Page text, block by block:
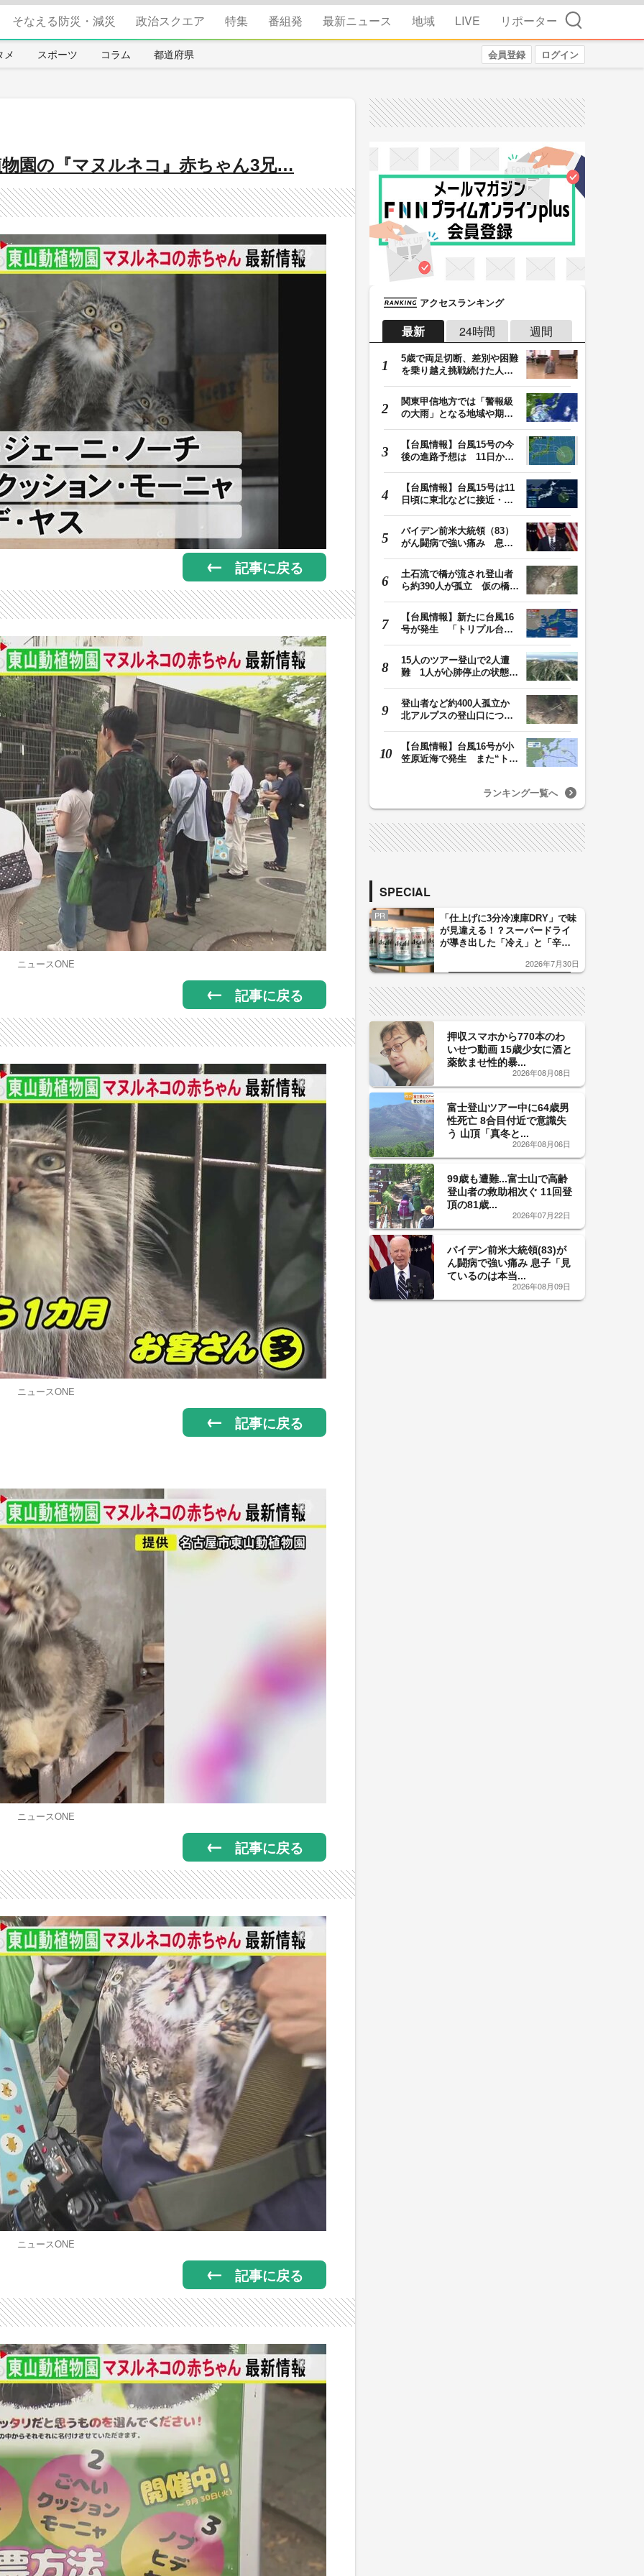
そなえる防災・減災 政治スクエア 特集 番組発 最新ニュース 地域 LIVE リポーター 検索
メ スポーツ コラム 都道府県 会員登録 ログイン
園の『マヌルネコ』赤ちゃん3兄…
記事に戻る
ニュースONE
記事に戻る
ニュースONE
記事に戻る
ニュースONE
記事に戻る
ニュースONE
記事に戻る
アクセスランキング
最新 24時間 週間
5歳で両足切断、差別や困難
を乗り越え挑戦続けた人
関東甲信地方では「警報級
の大雨」となる地域や期間
【台風情報】台風15号の今
後の進路予想は 11日から
【台風情報】台風15号は11
日頃に東北などに接近・上
バイデン前米大統領（83）
がん闘病で強い痛み 息子
土石流で橋が流され登山者
ら約390人が孤立 仮の橋が
【台風情報】新たに台風16
号が発生 「トリプル台
15人のツアー登山で2人遭
難 1人が心肺停止の状態、
登山者など約400人孤立か
北アルプスの登山口につな
【台風情報】台風16号が小
笠原近海で発生 また“トリ
ランキング一覧へ
SPECIAL
PR
「仕上げに3分冷凍庫DRY」で味
が見違える！？スーパードライ
が導き出した「冷え」と「辛
した「辛口カーブ」が飲み頃の
2026年7月30日
押収スマホから770本のわ
いせつ動画 15歳少女に酒と
薬飲ませ性的暴...
2026年08月08日
富士登山ツアー中に64歳男
性死亡 8合目付近で意識失
う 山頂「真冬と...
2026年08月06日
99歳も遭難...富士山で高齢
登山者の救助相次ぐ 11回登
頂の81歳...
2026年07月22日
バイデン前米大統領(83)が
ん闘病で強い痛み 息子「見
ているのは本当...
2026年08月09日